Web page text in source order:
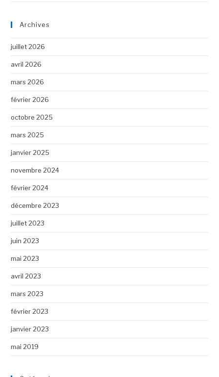
Archives
juillet 2026
avril 2026
mars 2026
février 2026
octobre 2025
mars 2025
janvier 2025
novembre 2024
février 2024
décembre 2023
juillet 2023
juin 2023
mai 2023
avril 2023
mars 2023
février 2023
janvier 2023
mai 2019